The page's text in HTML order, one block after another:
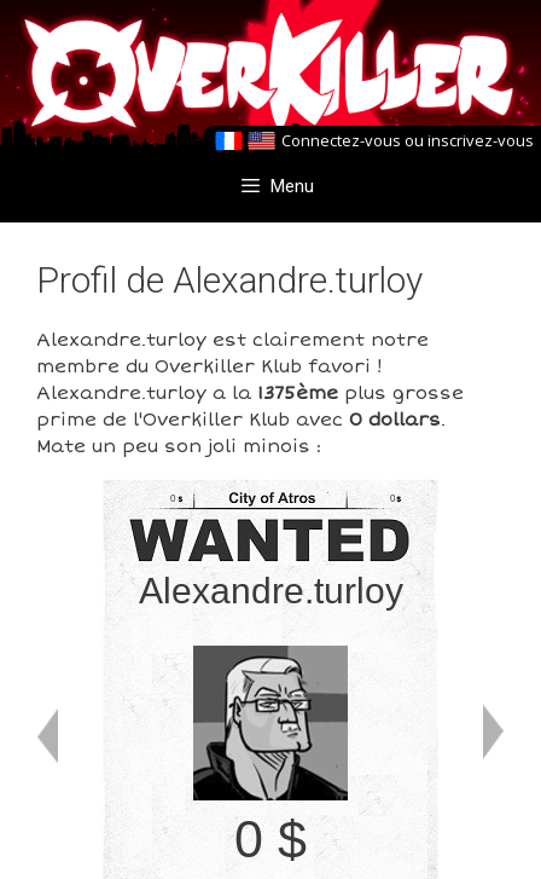
Aller
au
contenu
Aller
au
contenu
Connectez-vous ou inscrivez-vous
Menu
Profil de Alexandre.turloy
Alexandre.turloy est clairement notre
membre du Overkiller Klub favori !
Alexandre.turloy a la 1375ème plus grosse
prime de l'Overkiller Klub avec 0 dollars.
Mate un peu son joli minois :
0
Alexandre.turloy
0
0 $